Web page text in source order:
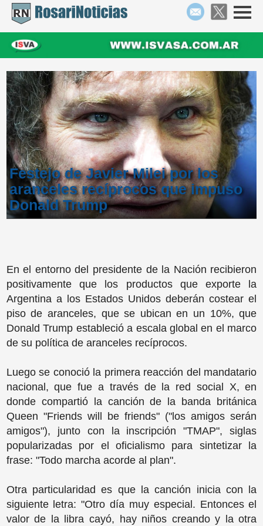
Festejo de Javier Milei por los
aranceles recíprocos que impuso
Donald Trump
En el entorno del presidente de la Nación recibieron
positivamente que los productos que exporte la
Argentina a los Estados Unidos deberán costear el
piso de aranceles, que se ubican en un 10%, que
Donald Trump estableció a escala global en el marco
de su política de aranceles recíprocos.
Luego se conoció la primera reacción del mandatario
nacional, que fue a través de la red social X, en
donde compartió la canción de la banda británica
Queen "Friends will be friends" ("los amigos serán
amigos"), junto con la inscripción "TMAP", siglas
popularizadas por el oficialismo para sintetizar la
frase: "Todo marcha acorde al plan".
Otra particularidad es que la canción inicia con la
siguiente letra: "Otro día muy especial. Entonces el
valor de la libra cayó, hay niños creando y la otra